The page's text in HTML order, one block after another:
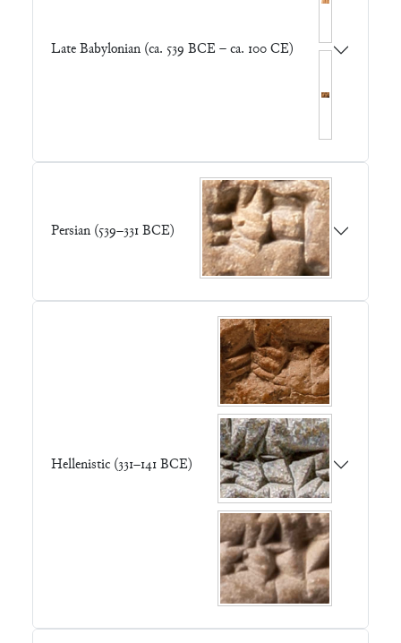
Late Babylonian (ca. 539 BCE – ca. 100 CE)
Persian (539–331 BCE)
Hellenistic (331–141 BCE)